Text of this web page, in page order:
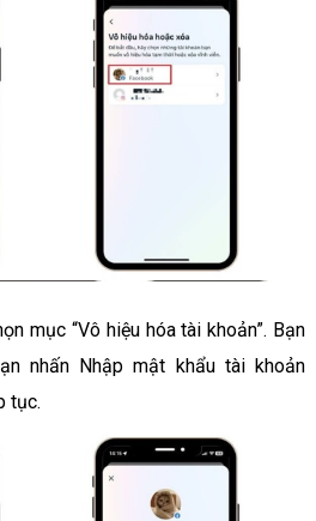
mục “Vô hiệu hóa tài khoản”. Bạn
nhấn Nhập mật khẩu tài khoản
tục.